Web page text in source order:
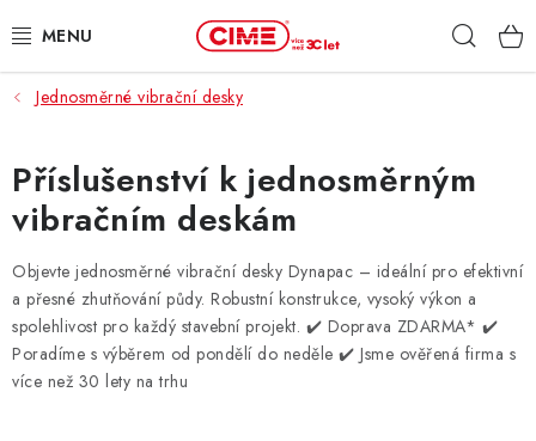
na
ZAHRADA, LES
DÍLNA, STAVBA
MILWAUKEE
ELEKTROMOBILITA
PROFI STROJE
Jednosměrné vibrační desky
Příslušenství k jednosměrným
vibračním deskám
Objevte jednosměrné vibrační desky Dynapac – ideální pro efektivní
a přesné zhutňování půdy. Robustní konstrukce, vysoký výkon a
spolehlivost pro každý stavební projekt. ✔️ Doprava ZDARMA* ✔️
Poradíme s výběrem od pondělí do neděle ✔️ Jsme ověřená firma s
více než 30 lety na trhu